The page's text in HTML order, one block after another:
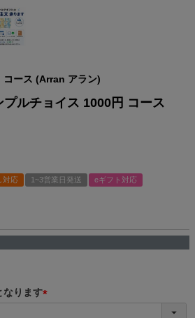
コース (Arran アラン)
ルチョイス 1000円 コース
対応 1~3営業日発送 eギフト対応
なります